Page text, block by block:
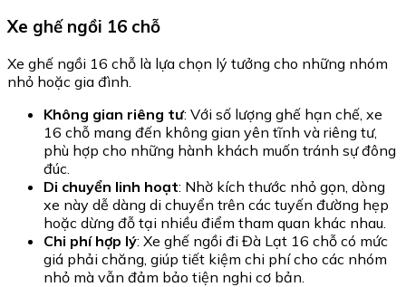
Xe ghế ngồi 16 chỗ
Xe ghế ngồi 16 chỗ là lựa chọn lý tưởng cho những nhóm
nhỏ hoặc gia đình.
Không gian riêng tư: Với số lượng ghế hạn chế, xe
16 chỗ mang đến không gian yên tĩnh và riêng tư,
phù hợp cho những hành khách muốn tránh sự đông
đúc.
Di chuyển linh hoạt: Nhờ kích thước nhỏ gọn, dòng
xe này dễ dàng di chuyển trên các tuyến đường hẹp
hoặc dừng đỗ tại nhiều điểm tham quan khác nhau.
Chi phí hợp lý: Xe ghế ngồi đi Đà Lạt 16 chỗ có mức
giá phải chăng, giúp tiết kiệm chi phí cho các nhóm
nhỏ mà vẫn đảm bảo tiện nghi cơ bản.